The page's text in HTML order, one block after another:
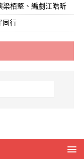
梁栢堅、編劇江皓昕
同行